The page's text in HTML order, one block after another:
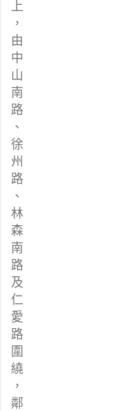
上
，
由
中
山
南
路
、
徐
州
路
、
林
森
南
路
及
仁
愛
路
圍
繞
，
鄰